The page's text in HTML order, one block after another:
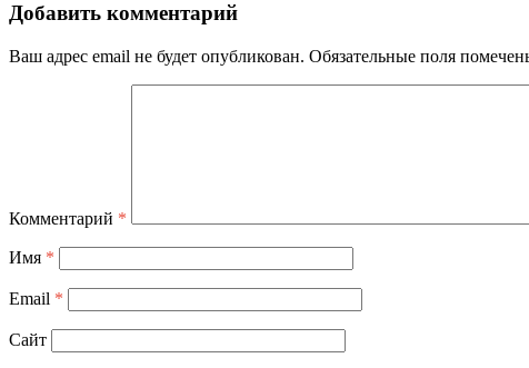
Добавить комментарий
Ваш адрес email не будет опубликован. Обязательные поля
Комментарий *
Имя *
Email *
Сайт